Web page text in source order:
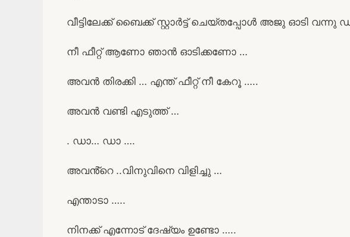
വീട്ടിലേക്ക് ബൈക്ക് സ്റ്റാർട്ട് ചെയ്തപ്പോൾ അജു ഓടി വന്നു
നീ ഫീറ്റ് ആണോ ഞാൻ ഓടിക്കണോ …
അവൻ തിരക്കി … എന്ത് ഫീറ്റ് നീ കേറൂ …..
അവൻ വണ്ടി എടുത്ത് …
. ഡാ… ഡാ ….
അവൻ്റെ ..വിനുവിനെ വിളിച്ചു …
എന്താടാ …..
നിനക്ക് എന്നോട് ദേഷ്യം ഉണ്ടോ …..